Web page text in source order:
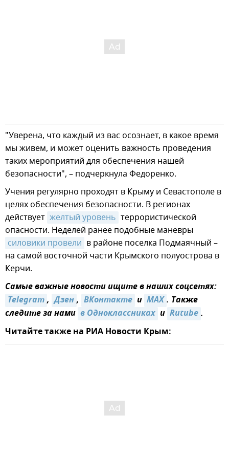
"Уверена, что каждый из вас осознает, в какое время
мы живем, и может оценить важность проведения
таких мероприятий для обеспечения нашей
безопасности", – подчеркнула Федоренко.
Учения регулярно проходят в Крыму и Севастополе в
целях обеспечения безопасности. В регионах
действует желтый уровень террористической
опасности. Неделей ранее подобные маневры
силовики провели в районе поселка Подмаячный –
на самой восточной части Крымского полуострова в
Керчи.
Самые важные новости ищите в наших соцсетях:
Telegram, Дзен, ВКонтакте и MAX. Также
следите за нами в Одноклассниках и Rutube.
Читайте также на РИА Новости Крым: